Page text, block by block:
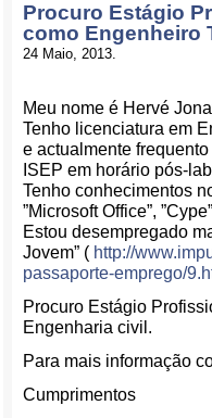
Procuro Estágio
como Engenheiro
24 Maio, 2013.
Meu nome é Hervé
Tenho licenciatura em
e actualmente
ISEP em horário pós-
Tenho conhecimentos
”Microsoft Office”,
Estou desempregado
Jovem” ( http://www.
passaporte-emprego/
Procuro Estágio
Engenharia civil.
Para mais informação
Cumprimentos